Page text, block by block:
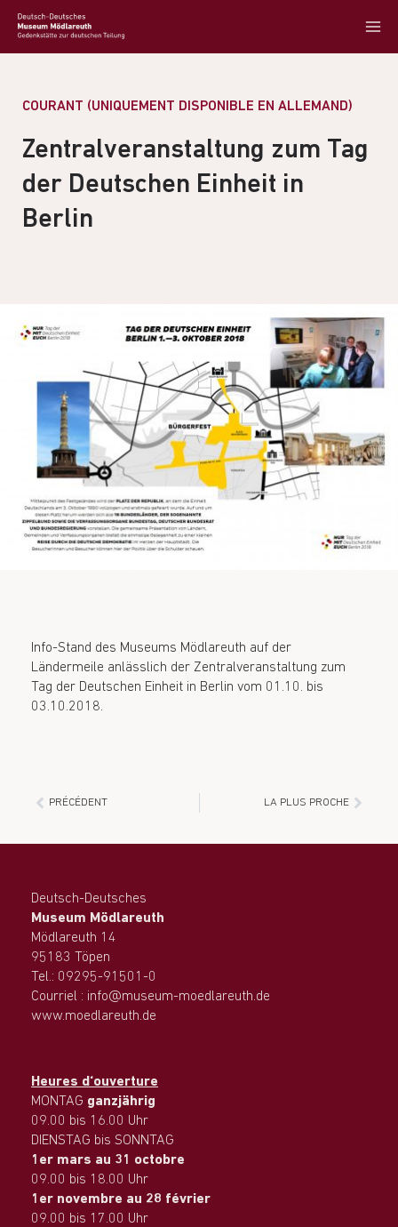
COURANT (UNIQUEMENT DISPONIBLE EN ALLEMAND)
Zentralveranstaltung zum Tag
der Deutschen Einheit in
Berlin
Info-Stand des Museums Mödlareuth auf der
Ländermeile anlässlich der Zentralveranstaltung zum
Tag der Deutschen Einheit in Berlin vom 01.10. bis
03.10.2018.
PRÉCÉDENT LA PLUS PROCHE
Deutsch-Deutsches
Museum Mödlareuth
Mödlareuth 14
95183 Töpen
Tel.: 09295-91501-0
Courriel : info@museum-moedlareuth.de
www.moedlareuth.de
Heures d‘ouverture
MONTAG ganzjährig
09.00 bis 16.00 Uhr
DIENSTAG bis SONNTAG
1er mars au 31 octobre
09.00 bis 18.00 Uhr
1er novembre au 28 février
09.00 bis 17.00 Uhr